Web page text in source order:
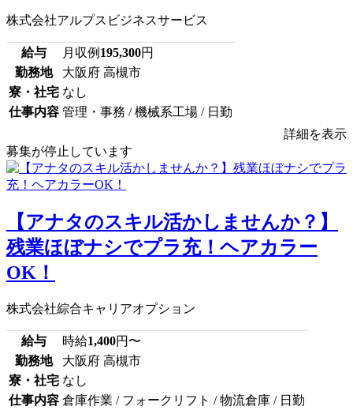
株式会社アルプスビジネスサービス
給与 月収例 195,300円
勤務地
大阪府 高槻市
寮・社宅 なし
仕事内容 管理・事務 / 機械系工場 / 日勤
詳細を表示
募集が停止しています
【アナタのスキル活かしませんか？】
残業ほぼナシでプラ充！ヘアカラー
OK！
株式会社綜合キャリアオプション
給与 時給1,400円〜
勤務地
大阪府 高槻市
寮・社宅 なし
仕事内容 倉庫作業 / フォークリフト / 物流倉庫 / 日勤